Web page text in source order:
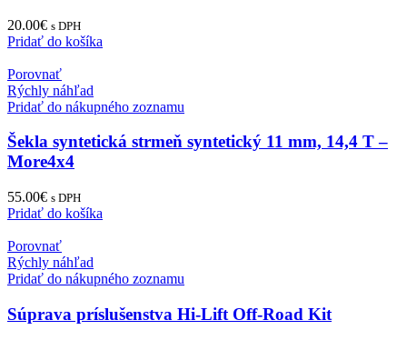
20.00€ s DPH
Pridať do košíka
Porovnať
Rýchly náhľad
Pridať do nákupného zoznamu
Šekla syntetická strmeň syntetický 11 mm, 14,4 T –
More4x4
55.00€ s DPH
Pridať do košíka
Porovnať
Rýchly náhľad
Pridať do nákupného zoznamu
Súprava príslušenstva Hi-Lift Off-Road Kit